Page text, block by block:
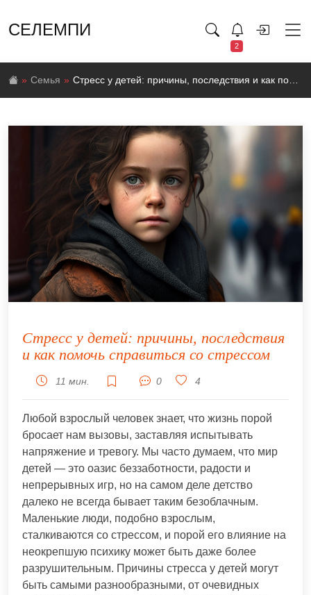
СЕЛЕМПИ
2
Семья Стресс у детей: причины, последствия и как помочь справиться со стрессом
Стресс у детей: причины, последствия
и как помочь справиться со стрессом
11 мин. 0 4
Любой взрослый человек знает, что жизнь порой
бросает нам вызовы, заставляя испытывать
напряжение и тревогу. Мы часто думаем, что мир
детей — это оазис беззаботности, радости и
непрерывных игр, но на самом деле детство
далеко не всегда бывает таким безоблачным.
Маленькие люди, подобно взрослым,
сталкиваются со стрессом, и порой его влияние на
неокрепшую психику может быть даже более
разрушительным. Причины стресса у детей могут
быть самыми разнообразными, от очевидных